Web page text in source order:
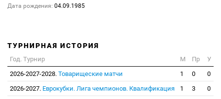
Дата рождения: 04.09.1985
ТУРНИРНАЯ ИСТОРИЯ
Год. Турнир М Пр
У
2026-2027-2028. Товарищеские матчи 1 0
0
2026-2027. Еврокубки. Лига чемпионов. Квалификация 1 3
0